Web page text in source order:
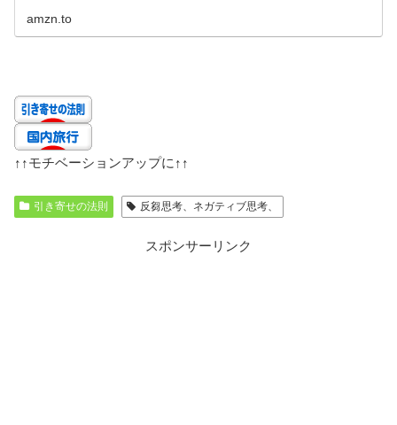
amzn.to
↑↑モチベーションアップに ↑↑
引き寄せの法則 反芻思考、ネガティブ思考、
スポンサーリンク